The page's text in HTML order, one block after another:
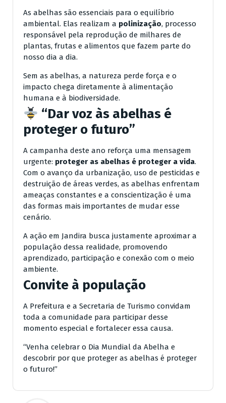
As abelhas são essenciais para o equilíbrio
ambiental. Elas realizam a polinização, processo
responsável pela reprodução de milhares de
plantas, frutas e alimentos que fazem parte do
nosso dia a dia.
Sem as abelhas, a natureza perde força e o
impacto chega diretamente à alimentação
humana e à biodiversidade.
“Dar voz às abelhas é
proteger o futuro”
A campanha deste ano reforça uma mensagem
urgente: proteger as abelhas é proteger a vida.
Com o avanço da urbanização, uso de pesticidas e
destruição de áreas verdes, as abelhas enfrentam
ameaças constantes e a conscientização é uma
das formas mais importantes de mudar esse
cenário.
A ação em Jandira busca justamente aproximar a
população dessa realidade, promovendo
aprendizado, participação e conexão com o meio
ambiente.
Convite à população
A Prefeitura e a Secretaria de Turismo convidam
toda a comunidade para participar desse
momento especial e fortalecer essa causa.
“Venha celebrar o Dia Mundial da Abelha e
descobrir por que proteger as abelhas é proteger
o futuro!”